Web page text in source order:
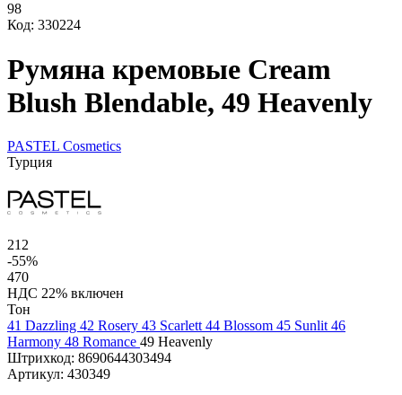
98
Код: 330224
Румяна кремовые Cream
Blush Blendable, 49 Heavenly
PASTEL Cosmetics
Турция
212
-55%
470
НДС 22% включен
Тон
41 Dazzling 42 Rosery 43 Scarlett 44 Blossom 45 Sunlit 46
Harmony 48 Romance 49 Heavenly
Штрихкод: 8690644303494
Артикул: 430349